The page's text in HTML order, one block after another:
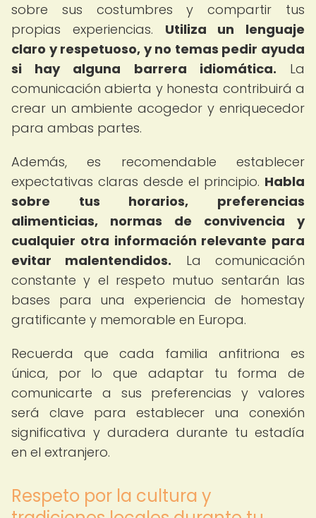
sobre sus costumbres y compartir tus
propias experiencias. Utiliza un lenguaje
claro y respetuoso, y no temas pedir ayuda
si hay alguna barrera idiomática. La
comunicación abierta y honesta contribuirá a
crear un ambiente acogedor y enriquecedor
para ambas partes.
Además, es recomendable establecer
expectativas claras desde el principio. Habla
sobre tus horarios, preferencias
alimenticias, normas de convivencia y
cualquier otra información relevante para
evitar malentendidos. La comunicación
constante y el respeto mutuo sentarán las
bases para una experiencia de homestay
gratificante y memorable en Europa.
Recuerda que cada familia anfitriona es
única, por lo que adaptar tu forma de
comunicarte a sus preferencias y valores
será clave para establecer una conexión
significativa y duradera durante tu estadía
en el extranjero.
Respeto por la cultura y